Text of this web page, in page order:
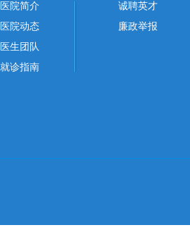
医院简介
医院动态
医生团队
就诊指南
诚聘英才
廉政举报